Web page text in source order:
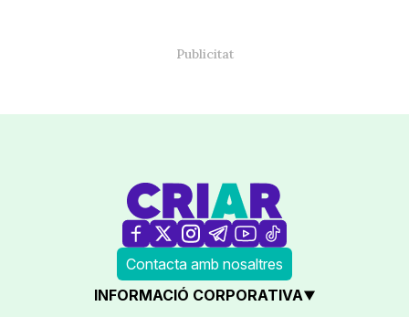
Contacta amb nosaltres
INFORMACIÓ CORPORATIVA